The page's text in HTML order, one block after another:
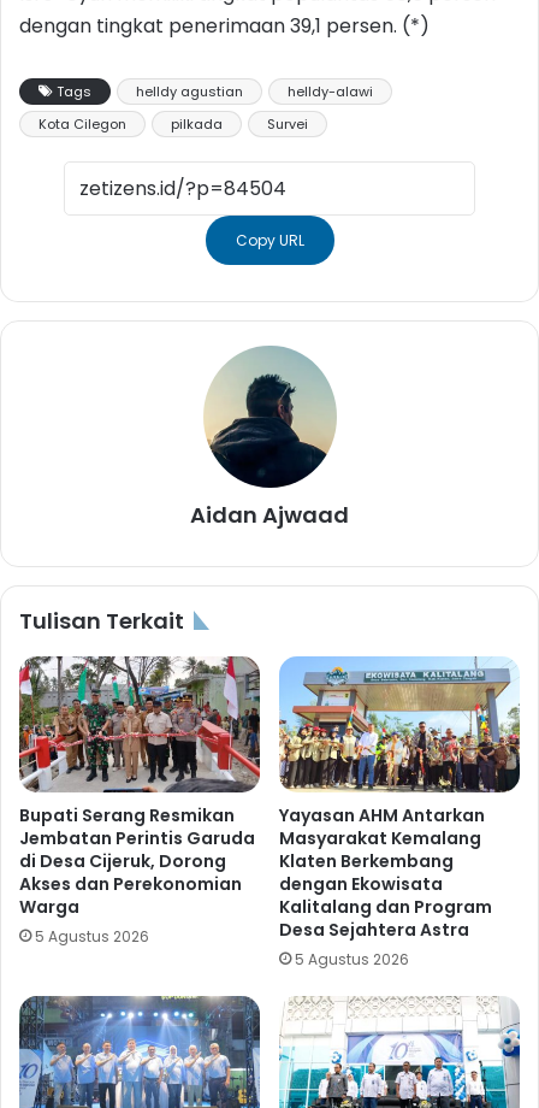
dengan tingkat penerimaan 39,1 persen. (*)
Tags helldy agustian
helldy-alawi
Kota Cilegon
pilkada Survei
Copy URL
Aidan Ajwaad
Tulisan Terkait
Bupati Serang Resmikan
Jembatan Perintis Garuda
di Desa Cijeruk, Dorong
Akses dan Perekonomian
Warga
5 Agustus 2026
Yayasan AHM Antarkan
Masyarakat Kemalang
Klaten Berkembang
dengan Ekowisata
Kalitalang dan Program
Desa Sejahtera Astra
5 Agustus 2026